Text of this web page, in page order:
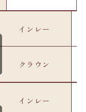
インレー
クラウン
インレー